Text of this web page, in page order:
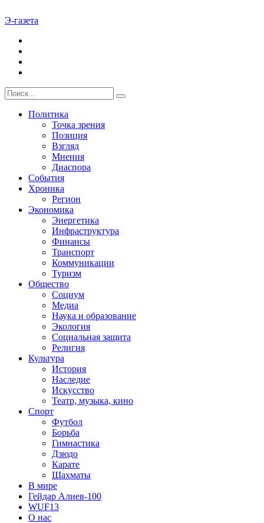
Э-газета
Политика
Точка зрения
Позиция
Взгляд
Мнения
Диаспора
События
Хроника
Регион
Экономика
Энергетика
Инфраструктура
Финансы
Транспорт
Коммуникации
Туризм
Общество
Социум
Медиа
Наука и образование
Экология
Социальная защита
Религия
Культура
История
Наследие
Искусство
Театр, музыка, кино
Спорт
Футбол
Борьба
Гимнастика
Дзюдо
Карате
Шахматы
В мире
Гейдар Алиев-100
WUF13
О нас